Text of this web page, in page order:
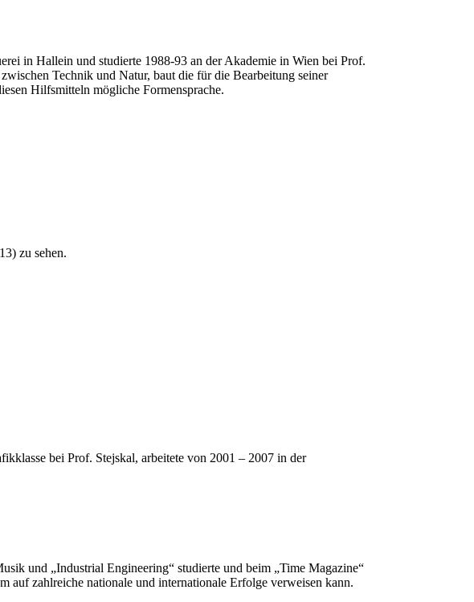
in Hallein und studierte 1988-93 an der Akademie in Wien bei Prof.
Technik und Natur, baut die für die Bearbeitung seiner
Hilfsmitteln mögliche Formensprache.
zu sehen.
bei Prof. Stejskal, arbeitete von 2001 – 2007 in der
und „Industrial Engineering“ studierte und beim „Time Magazine“
auf zahlreiche nationale und internationale Erfolge verweisen kann.